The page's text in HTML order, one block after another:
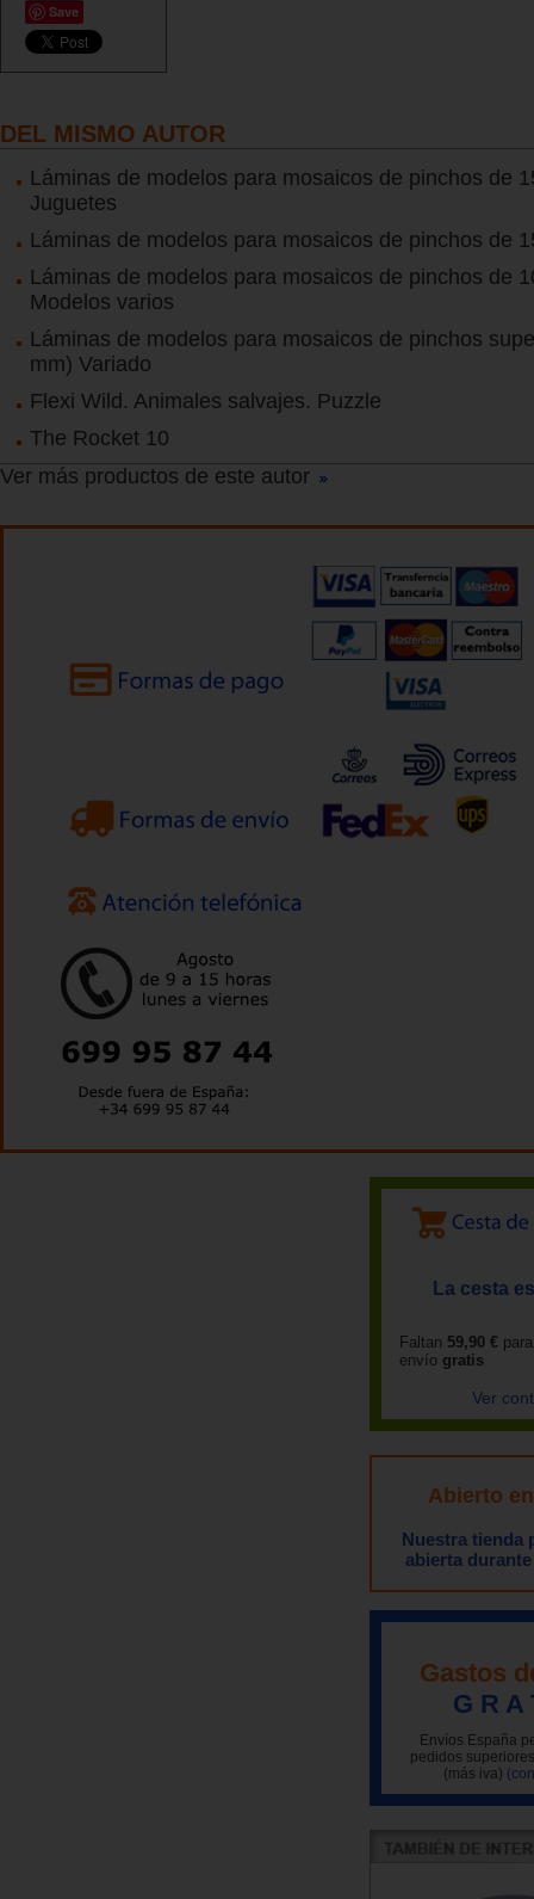
Save
DEL MISMO AUTOR
Láminas de modelos para mosaicos de pinchos de
Juguetes
Láminas de modelos para mosaicos de pinchos de
Láminas de modelos para mosaicos de pinchos de
Modelos varios
Láminas de modelos para mosaicos de pinchos
mm) Variado
Flexi Wild. Animales salvajes. Puzzle
The Rocket 10
Ver más productos de este autor
La cesta
Faltan 59,90 €
envío gratis
Ver
Abierto
Nuestra tienda
abierta
Gastos
G R A
Envíos España
pedidos
(más iva)